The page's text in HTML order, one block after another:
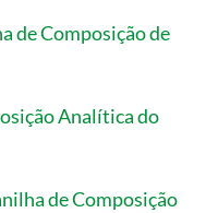
de Composição de
Analítica do
de Composição